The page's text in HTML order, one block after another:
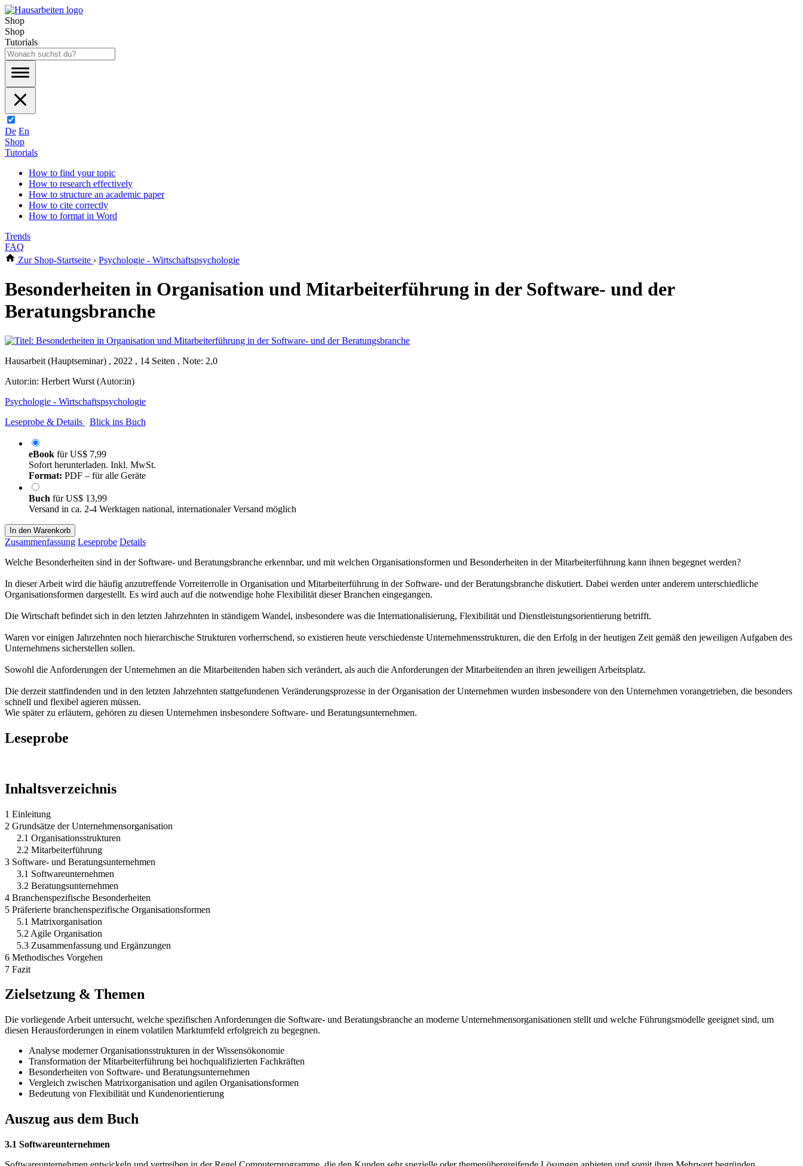
Shop
Shop
Tutorials
De En
Shop
Tutorials
How to find your topic
How to research effectively
How to structure an academic paper
How to cite correctly
How to format in Word
Trends
FAQ
Zur Shop-Startseite › Psychologie - Wirtschaftspsychologie
Besonderheiten in Organisation und Mitarbeiterführung in der Software- und der
Beratungsbranche
Hausarbeit (Hauptseminar) , 2022 , 14 Seiten , Note: 2,0
Autor:in: Herbert Wurst (Autor:in)
Psychologie - Wirtschaftspsychologie
Leseprobe & Details
Blick ins Buch
eBook fürUS$ 7,99
Sofort herunterladen. Inkl. MwSt.
Format: PDF – für alle Geräte
Buch fürUS$ 13,99
Versand in ca. 2-4 Werktagen national, internationaler Versand möglich
In den Warenkorb
Zusammenfassung Leseprobe Details
Welche Besonderheiten sind in der Software- und Beratungsbranche erkennbar, und mit welchen Organisationsformen und Besonderheiten in der Mitarbeiterführung kann ihnen begegnet werden?
In dieser Arbeit wird die häufig anzutreffende Vorreiterrolle in Organisation und Mitarbeiterführung in der Software- und der Beratungsbranche diskutiert. Dabei werden unter anderem unterschiedliche
Organisationsformen dargestellt. Es wird auch auf die notwendige hohe Flexibilität dieser Branchen eingegangen.
Die Wirtschaft befindet sich in den letzten Jahrzehnten in ständigem Wandel, insbesondere was die Internationalisierung, Flexibilität und Dienstleistungsorientierung betrifft.
Waren vor einigen Jahrzehnten noch hierarchische Strukturen vorherrschend, so existieren heute verschiedenste Unternehmensstrukturen, die den Erfolg in der heutigen Zeit gemäß den jeweiligen Aufgaben des
Unternehmens sicherstellen sollen.
Sowohl die Anforderungen der Unternehmen an die Mitarbeitenden haben sich verändert, als auch die Anforderungen der Mitarbeitenden an ihren jeweiligen Arbeitsplatz.
Die derzeit stattfindenden und in den letzten Jahrzehnten stattgefundenen Veränderungsprozesse in der Organisation der Unternehmen wurden insbesondere von den Unternehmen vorangetrieben, die besonders
schnell und flexibel agieren müssen.
Wie später zu erläutern, gehören zu diesen Unternehmen insbesondere Software- und Beratungsunternehmen.
Leseprobe
Inhaltsverzeichnis
1 Einleitung
2 Grundsätze der Unternehmensorganisation
2.1 Organisationsstrukturen
2.2 Mitarbeiterführung
3 Software- und Beratungsunternehmen
3.1 Softwareunternehmen
3.2 Beratungsunternehmen
4 Branchenspezifische Besonderheiten
5 Präferierte branchenspezifische Organisationsformen
5.1 Matrixorganisation
5.2 Agile Organisation
5.3 Zusammenfassung und Ergänzungen
6 Methodisches Vorgehen
7 Fazit
Zielsetzung & Themen
Die vorliegende Arbeit untersucht, welche spezifischen Anforderungen die Software- und Beratungsbranche an moderne Unternehmensorganisationen stellt und welche Führungsmodelle geeignet sind, um
diesen Herausforderungen in einem volatilen Marktumfeld erfolgreich zu begegnen.
Analyse moderner Organisationsstrukturen in der Wissensökonomie
Transformation der Mitarbeiterführung bei hochqualifizierten Fachkräften
Besonderheiten von Software- und Beratungsunternehmen
Vergleich zwischen Matrixorganisation und agilen Organisationsformen
Bedeutung von Flexibilität und Kundenorientierung
Auszug aus dem Buch
3.1 Softwareunternehmen